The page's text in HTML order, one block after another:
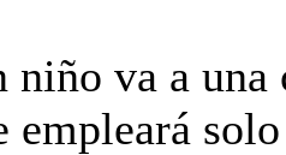
niño va a una
empleará